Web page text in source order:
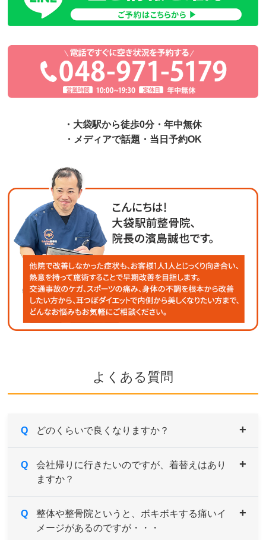
・大袋駅から徒歩0分・年中無休
・メディアで話題・当日予約OK
よくある質問
Q どのくらいで良くなりますか？
A
症状により異なりますが、痛みや違和感などがあ
るようでしたら続けてご来院していただき、経過
症状の原因である根本を改善していくためには、
約1～３ヶ月を目安とお考えください。
Q
会社帰りに行きたいのですが、着替えはあり
ますか？
A
男性用・女性用と共にご用意しております。サイ
ズも選べますのでお気軽にお申し付けください。
Q
整体や整骨院というと、ボキボキする痛いイ
メージがあるのですが・・・